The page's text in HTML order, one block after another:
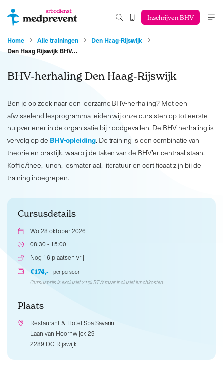
Inschrijven BHV
Home Alle trainingen
Den Haag-Rijswijk
Den Haag Rijswijk BHV…
BHV-herhaling Den Haag-Rijswijk
Ben je op zoek naar een leerzame BHV-herhaling? Met een
afwisselend lesprogramma leiden wij onze cursisten op tot eerste
hulpverlener in de organisatie bij noodgevallen. De BHV-herhaling is
vervolg op de BHV-opleiding. De training is een combinatie van
theorie en praktijk, waarbij de taken van de BHV’er centraal staan.
Koffie/thee, lunch, lesmateriaal, literatuur en certificaat zijn bij de
training inbegrepen.
Cursusdetails
Wo 28 oktober 2026
08:30 - 15:00
Nog 16 plaatsen vrij
€174,-
per persoon
Cursusprijs is exclusief 21% BTW maar inclusief lunchkosten.
Plaats
Restaurant & Hotel Spa Savarin
Laan van Hoornwijck 29
2289 DG Rijswijk